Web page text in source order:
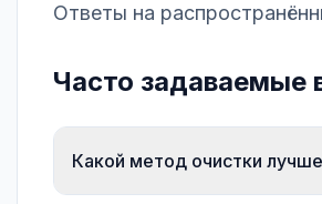
Ответы на
Часто задаваемые
Какой метод очистки